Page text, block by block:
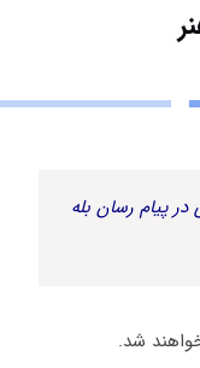
پیام رسان بله
شد.